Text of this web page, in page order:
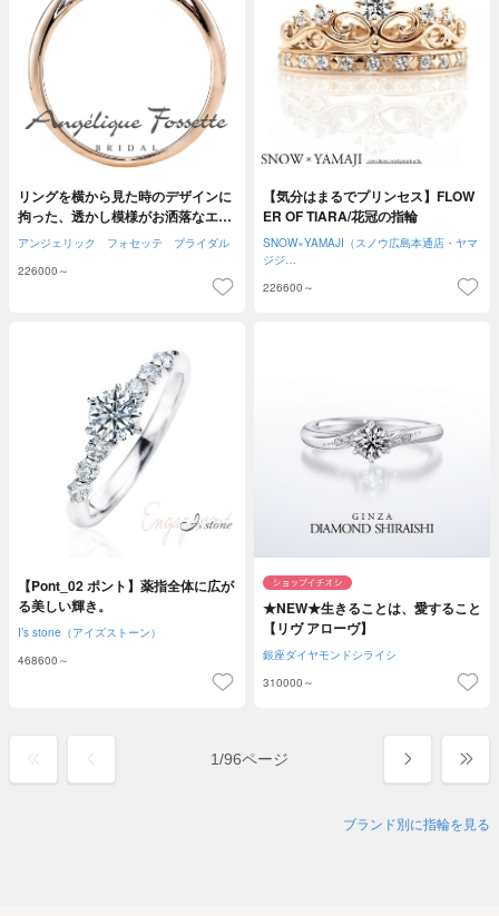
リングを横から見た時のデザインに
拘った、透かし模様がお洒落なエン
ゲージリング♪
アンジェリック フォセッテ ブライダル
226000～
【気分はまるでプリンセス】FLOW
ER OF TIARA/花冠の指輪
SNOW×YAMAJI（スノウ広島本通店・ヤマ
ジジ…
226600～
【Pont_02 ポント】薬指全体に広が
る美しい輝き。
I’s stone（アイズストーン）
468600～
★NEW★生きることは、愛すること
【リヴ アローヴ】
銀座ダイヤモンドシライシ
310000～
1/96ページ
ブランド別に指輪を見る